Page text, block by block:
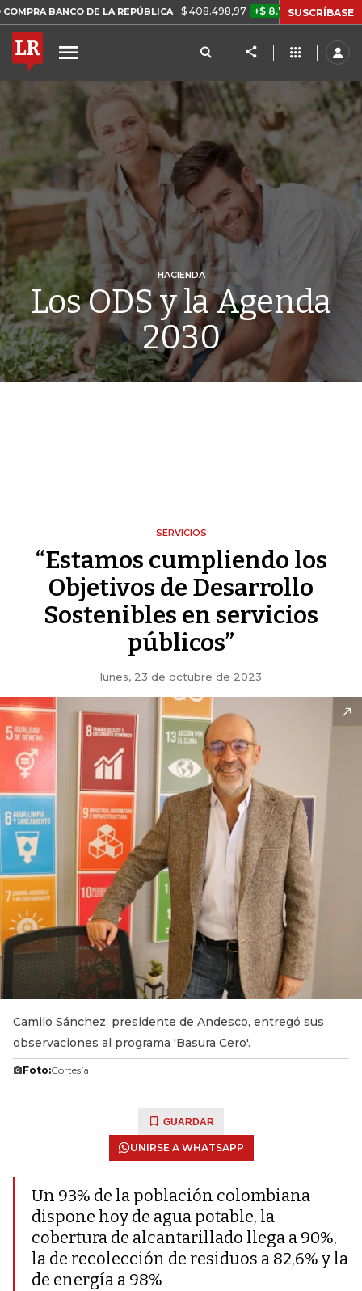
DE LA REPÚBLICA $ 408.498,97 +$ 8.753,81 +2,19% TASA
SUSCRÍBASE
HACIENDA
Los ODS y la Agenda
2030
SERVICIOS
“Estamos cumpliendo los
Objetivos de Desarrollo
Sostenibles en servicios
públicos”
lunes, 23 de octubre de 2023
Camilo Sánchez, presidente de Andesco, entregó sus
observaciones al programa 'Basura Cero'.
Foto:Cortesía
GUARDAR
UNIRSE A WHATSAPP
Un 93% de la población colombiana
dispone hoy de agua potable, la
cobertura de alcantarillado llega a 90%,
la de recolección de residuos a 82,6% y la
de energía a 98%